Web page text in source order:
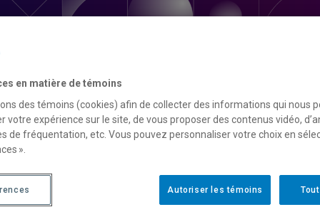
de financement
de financement de la recherche scientifique de Pêches et
en matière de témoins
des témoins (cookies) afin de collecter des informations qui nous
votre expérience sur le site, de vous proposer des contenus vidéo,
de fréquentation, etc. Vous pouvez personnaliser votre choix en
».
Autoriser les témoins